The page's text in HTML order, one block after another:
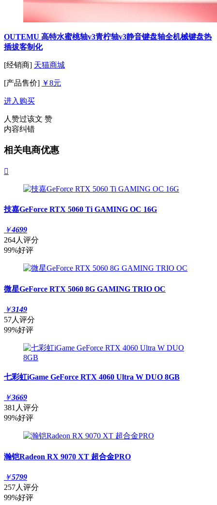
OUTEMU 高特水蜜桃轴v3青柠轴v3静音键盘轴全机械键盘热
插拔客制化
[经销商] 天猫商城
[产品售价] ￥8元
进入购买
人赞过该文 赞
内容纠错
相关电商优惠

技嘉GeForce RTX 5060 Ti GAMING OC 16G
￥4699
264人评分
99%好评
微星GeForce RTX 5060 8G GAMING TRIO OC
￥3149
57人评分
99%好评
七彩虹iGame GeForce RTX 4060 Ultra W DUO 8GB
￥3669
381人评分
99%好评
瀚铠Radeon RX 9070 XT 超合金PRO
￥5799
257人评分
99%好评